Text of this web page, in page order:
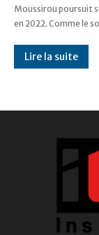
Moussirou poursuit
en 2022. Comme le
Lire la suite